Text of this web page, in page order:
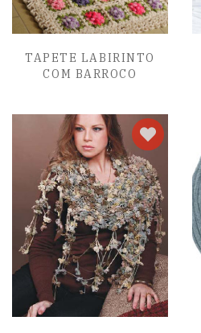
TAPETE LABIRINTO
COM BARROCO